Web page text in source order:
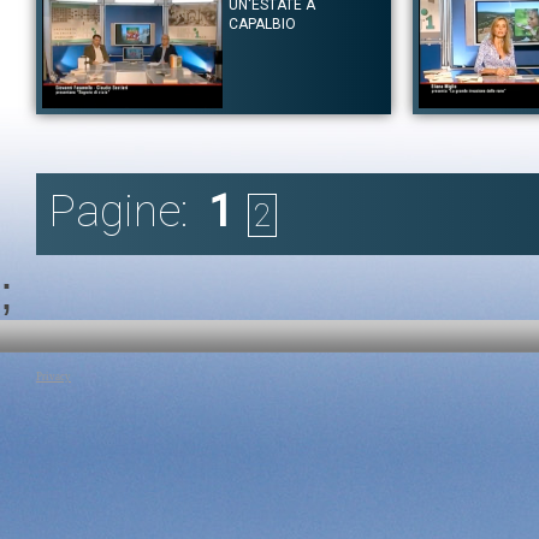
da 27 anni. È da questa esperienza che nasce il libro "Chi è
Stato?". È un viaggio dentro lo stato, la sua lunga esperienza lo ha
portato a lavorare con diverse tendenze politiche. Presenta questi
"personaggi" dedicando loro singolo capitoli.
Tag:Narrativa|Capalbio|Luigi Tivelli
comprensione del
al lettore"
salva le sorti di
Benedetta
scrittura. Segue
Elisabetta Pellini.
Tag:Narrativa|
UN'ESTATE A
CAPALBIO
Autore:Giovanni Fasanella - Claudio Sestieri
vecchio libro "Dalla Verità dal Gladio al caso Moro" uscito nel
2000. Nella 1° edizione, il personaggio chiave, Pellegrino
(investigatore politico parlamentare) narra le indagini della
indaga più a lungo e più in profondità sulle stragi. Parlano dunque
Autore:Eliana
Pagine: 1 2
;
Privacy